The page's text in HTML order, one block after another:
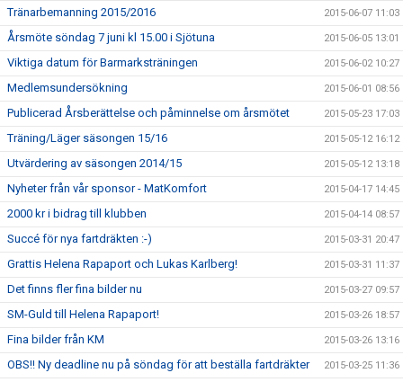
Tränarbemanning 2015/2016 2015-06-07 11:03
Årsmöte söndag 7 juni kl 15.00 i Sjötuna 2015-06-05 13:01
Viktiga datum för Barmarksträningen 2015-06-02 10:27
Medlemsundersökning 2015-06-01 08:56
Publicerad Årsberättelse och påminnelse om årsmötet 2015-05-23 17:03
Träning/Läger säsongen 15/16 2015-05-12 16:12
Utvärdering av säsongen 2014/15 2015-05-12 13:18
Nyheter från vår sponsor - MatKomfort 2015-04-17 14:45
2000 kr i bidrag till klubben 2015-04-14 08:57
Succé för nya fartdräkten :-) 2015-03-31 20:47
Grattis Helena Rapaport och Lukas Karlberg! 2015-03-31 11:37
Det finns fler fina bilder nu 2015-03-27 09:57
SM-Guld till Helena Rapaport! 2015-03-26 18:57
Fina bilder från KM 2015-03-26 13:16
OBS!! Ny deadline nu på söndag för att beställa fartdräkter 2015-03-25 11:36